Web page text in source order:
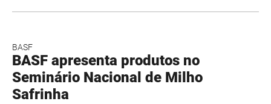
BASF
BASF apresenta produtos no
Seminário Nacional de Milho
Safrinha